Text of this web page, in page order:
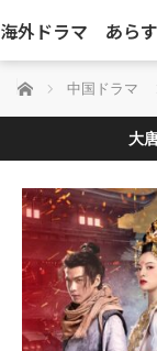
海外ドラマ あら
ホーム 中国ドラマ
大